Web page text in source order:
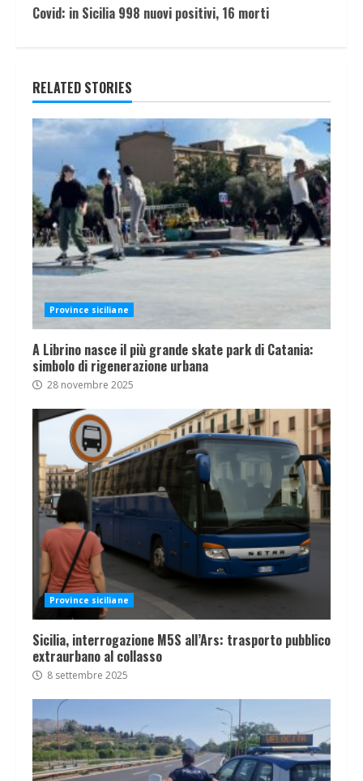
Covid: in Sicilia 998 nuovi positivi, 16 morti
RELATED STORIES
Province siciliane
A Librino nasce il più grande skate park di Catania:
simbolo di rigenerazione urbana
28 novembre 2025
Province siciliane
Sicilia, interrogazione M5S all’Ars: trasporto pubblico
extraurbano al collasso
8 settembre 2025